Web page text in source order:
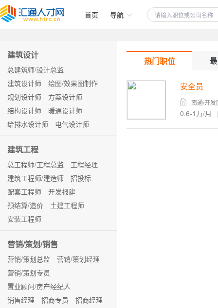
首页 导航
建筑设计
总建筑师/设计总监
建筑设计师
绘图/效果图制作
规划设计师
方案设计师
结构设计师
暖通设计师
给排水设计师
电气设计师
建筑工程
总工程师/工程总监
工程经理
建筑工程师/建造师
招投标
配套工程师
开发报建
预结算/造价
土建工程师
安装工程师
营销/策划/销售
营销/策划总监
营销/策划经理
营销/策划专员
置业顾问/房产经纪人
销售经理
招商专员
招商经理
热门职位
安全员
南通/开发
0.6-1万/月 |